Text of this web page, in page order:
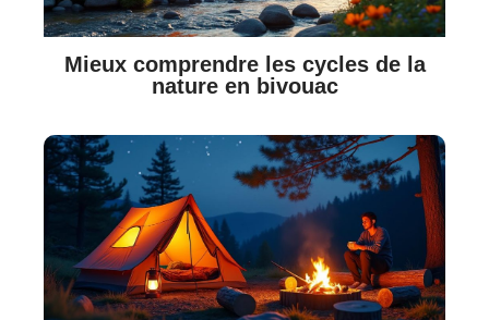
Mieux comprendre les cycles de la
nature en bivouac